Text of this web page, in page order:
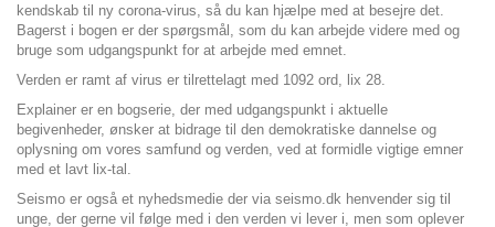
kendskab til ny corona-virus, så du kan hjælpe med at besejre det.
Bagerst i bogen er der spørgsmål, som du kan arbejde videre med og
bruge som udgangspunkt for at arbejde med emnet.
Verden er ramt af virus er tilrettelagt med 1092 ord, lix 28.
Explainer er en bogserie, der med udgangspunkt i aktuelle
begivenheder, ønsker at bidrage til den demokratiske dannelse og
oplysning om vores samfund og verden, ved at formidle vigtige emner
med et lavt lix-tal.
Seismo er også et nyhedsmedie der via seismo.dk henvender sig til
unge, der gerne vil følge med i den verden vi lever i, men som oplever